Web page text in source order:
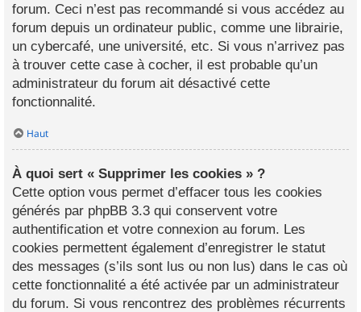
forum. Ceci n’est pas recommandé si vous accédez au
forum depuis un ordinateur public, comme une librairie,
un cybercafé, une université, etc. Si vous n’arrivez pas
à trouver cette case à cocher, il est probable qu’un
administrateur du forum ait désactivé cette
fonctionnalité.
Haut
À quoi sert « Supprimer les cookies » ?
Cette option vous permet d’effacer tous les cookies
générés par phpBB 3.3 qui conservent votre
authentification et votre connexion au forum. Les
cookies permettent également d’enregistrer le statut
des messages (s’ils sont lus ou non lus) dans le cas où
cette fonctionnalité a été activée par un administrateur
du forum. Si vous rencontrez des problèmes récurrents